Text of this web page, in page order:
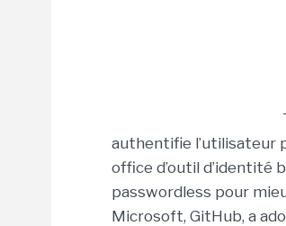
authentifie l’utilisateur
office d’outil
passwordless pour
Microsoft, GitHub, a